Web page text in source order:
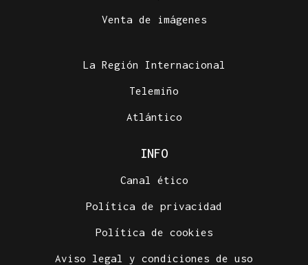
Venta de imágenes
La Región Internacional
Telemiño
Atlántico
INFO
Canal ético
Política de privacidad
Política de cookies
Aviso legal y condiciones de uso